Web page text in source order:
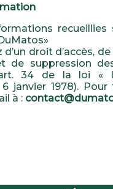
d’un droit d’accès,
de suppression
34 de la loi «
janvier 1978).
à :